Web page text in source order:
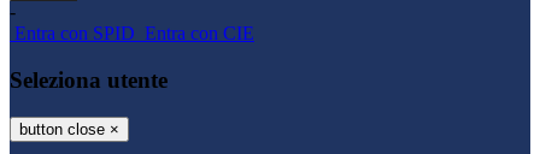
-
Entra con SPID Entra con CIE
Seleziona utente
button close ×